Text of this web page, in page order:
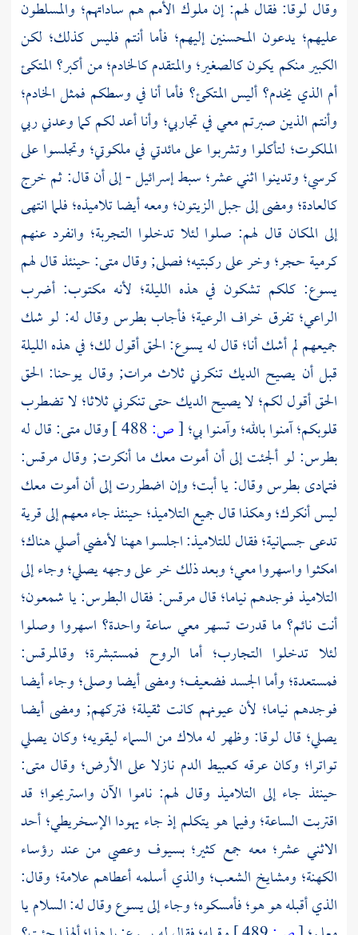
وقال لوقا: فقال لهم: إن ملوك الأمم هم ساداتهم؛ والمسلطون
عليهم؛ يدعون المحسنين إليهم؛ فأما أنتم فليس كذلك؛ لكن
الكبير منكم يكون كالصغير؛ والمتقدم كالخادم؛ من أكبر؟ المتكئ
أم الذي يخدم؟ أليس المتكئ؟ فأما أنا في وسطكم فمثل الخادم؛
وأنتم الذين صبرتم معي في تجاربي؛ وأنا أعد لكم كما وعدني ربي
الملكوت؛ لتأكلوا وتشربوا على مائدتي في ملكوتي؛ وتجلسوا على
كرسي؛ وتدينوا اثني عشر؛ سبط إسرائيل - إلى أن قال: ثم خرج
كالعادة؛ ومضى إلىجبل الزيتون؛ومعه أيضا تلاميذه؛ فلما انتهى
إلى المكان قال لهم: صلوا لئلا تدخلوا التجربة؛ وانفرد عنهم
كرمية حجر؛ وخر على ركبتيه؛ فصلى; وقالمتى:حينئذ قال لهم
يسوع: كلكم تشكون في هذه الليلة؛ لأنه مكتوب: أضرب
الراعي؛ تفرق خراف الرعية؛ فأجاببطرسوقال له: لو شك
جميعهم لم أشك أنا؛ قال له يسوع: الحق أقول لك؛ في هذه الليلة
قبل أن يصيح الديك تنكرني ثلاث مرات; وقال يوحنا: الحق
الحق أقول لكم؛ لا يصيح الديك حتى تنكرني ثلاثا؛ لا تضطرب
قلوبكم؛ آمنوا بالله؛ وآمنوا بي؛[ص: وقالمتى:قال له
بطرس: لو ألجئت إلى أن أموت معك ما أنكرت; وقالمرقس:
فتمادىبطرسوقال: يا أبت؛ وإن اضطررت إلى أن أموت معك
ليس أنكرك؛ وهكذا قال جميع التلاميذ؛ حينئذ جاء معهم إلى قرية
تدعىجسمانية؛فقال للتلاميذ: اجلسوا ههنا لأمضي أصلي هناك؛
امكثوا واسهروا معي؛ وبعد ذلك خر على وجهه يصلي؛ وجاء إلى
التلاميذ فوجدهم نياما؛ قالمرقس: فقالالبطرس:يا شمعون؛
أنت نائم؟ ما قدرت تسهر معي ساعة واحدة؟ اسهروا وصلوا
لئلا تدخلوا التجارب؛ أما الروح فمستبشرة؛ وقالمرقس:
فمستعدة؛ وأما الجسد فضعيف؛ ومضى أيضا وصلى؛ وجاء أيضا
فوجدهم نياما؛ لأن عيونهم كانت ثقيلة؛ فتركهم; ومضى أيضا
يصلي؛ قال لوقا: وظهر له ملاك من السماء ليقويه؛ وكان يصلي
تواترا؛ وكان عرقه كعبيط الدم نازلا على الأرض؛ وقال متى:
حينئذ جاء إلى التلاميذ وقال لهم: ناموا الآن واستريحوا؛ قد
اقتربت الساعة؛ وفيما هو يتكلم إذ جاءيهودا الإسخريطي؛أحد
الاثني عشر؛ معه جمع كثير؛ بسيوف وعصي من عند رؤساء
الكهنة؛ ومشايخ الشعب؛ والذي أسلمه أعطاهم علامة؛ وقال:
الذي أقبله هو هو؛ فأمسكوه؛ وجاء إلى يسوع وقال له: السلام يا